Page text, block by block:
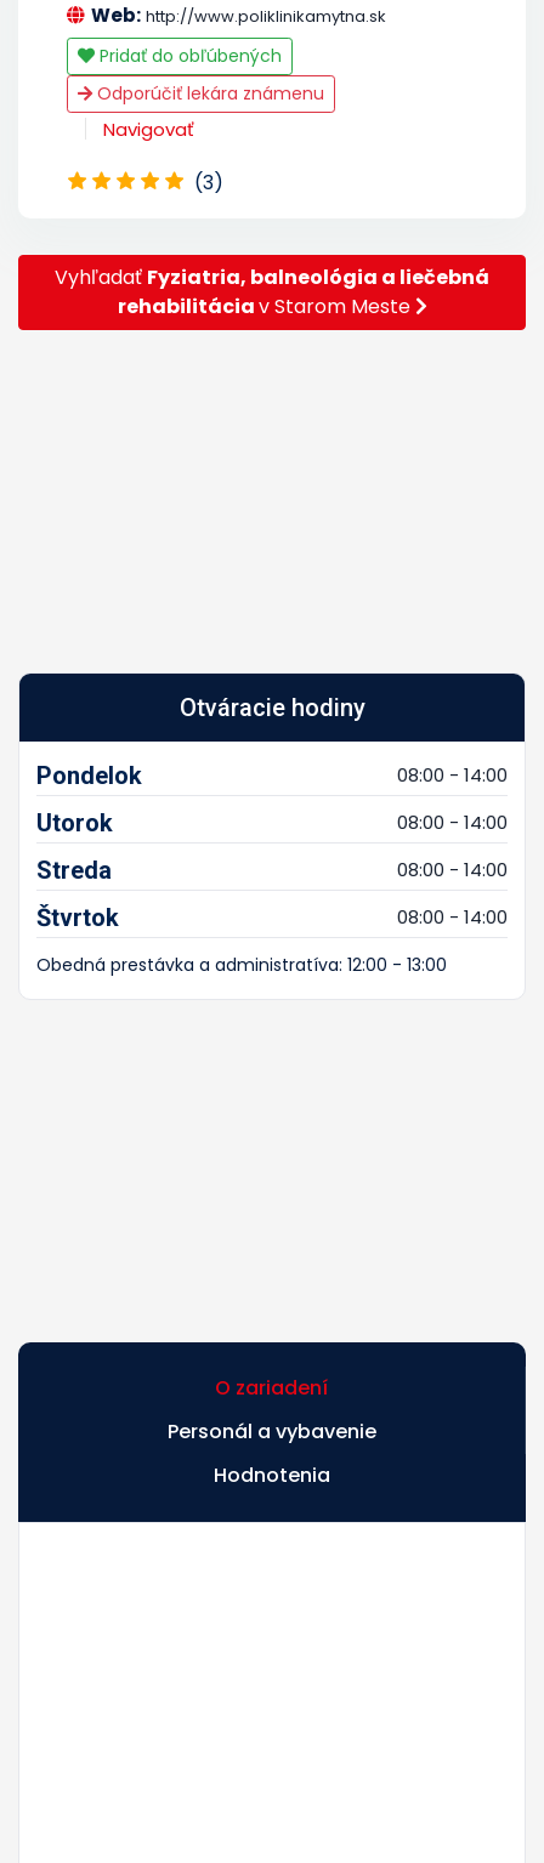
Web: http://www.poliklinikamytna.sk
Pridať do obľúbených
Odporúčiť lekára známenu
Navigovať
(3)
Vyhľadať Fyziatria, balneológia a liečebná
rehabilitáciav Starom Meste
Otváracie hodiny
Pondelok 08:00 - 14:00
Utorok 08:00 - 14:00
Streda 08:00 - 14:00
Štvrtok 08:00 - 14:00
Obedná prestávka a administratíva: 12:00 - 13:00
O zariadení
Personál a vybavenie
Hodnotenia